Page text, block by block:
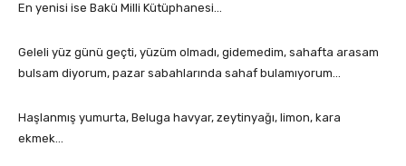
En yenisi ise Bakü Milli Kütüphanesi…
Geleli yüz günü geçti, yüzüm olmadı, gidemedim, sahafta arasam
bulsam diyorum, pazar sabahlarında sahaf bulamıyorum…
Haşlanmış yumurta, Beluga havyar, zeytinyağı, limon, kara
ekmek…